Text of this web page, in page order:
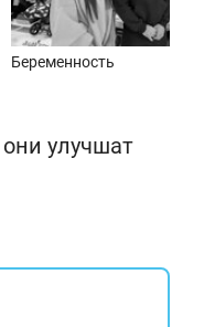
Беременность
улучшат